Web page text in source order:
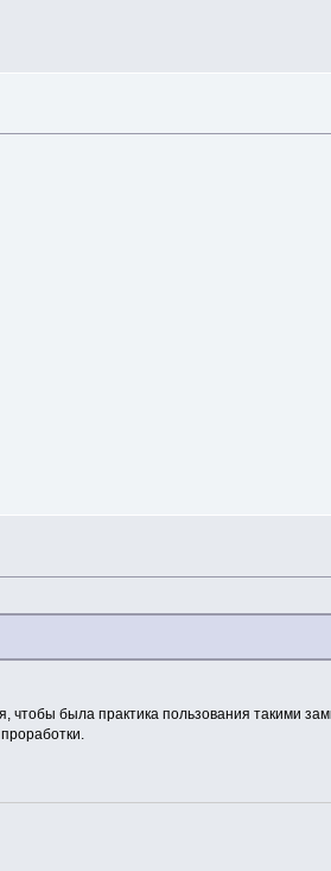
была практика пользования такими